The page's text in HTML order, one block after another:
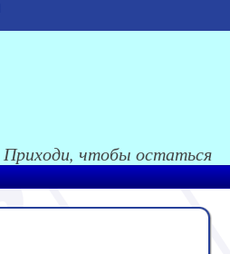
Приходи, чтобы остаться